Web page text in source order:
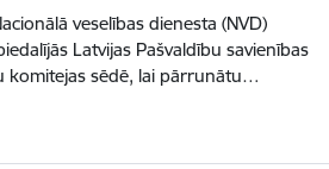
veselības dienesta (NVD)
Latvijas Pašvaldību savienības
komitejas sēdē, lai pārrunātu…